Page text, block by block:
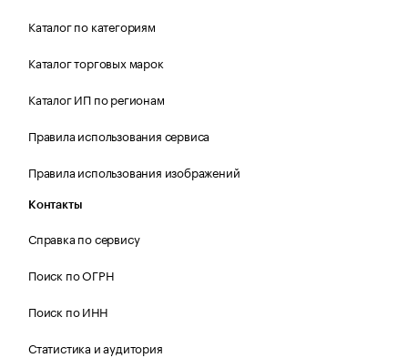
Каталог по категориям
Каталог торговых марок
Каталог ИП по регионам
Правила использования сервиса
Правила использования изображений
Контакты
Справка по сервису
Поиск по ОГРН
Поиск по ИНН
Статистика и аудитория